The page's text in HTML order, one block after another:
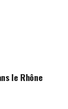
le Rhône